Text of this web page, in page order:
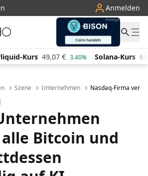
Anmelden
Solana-Kurs 63,99 0.50% TRON-
Szene Unternehmen Nasdaq-Firma
Bitcoin und